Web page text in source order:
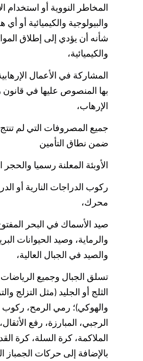
المخاطر النووية أو استخدام
والبيولوجية والكيميائية أو
شأنه أن يؤدي إلى إطلاق
والكيميائية،
المشاركة في الأعمال
الإرهاب،
جميع المصروفات التي لم
ضمن نطاق التأمين
الأوبئة المعلنة رسميا
ركوب الدراجات النارية أو
محرك،
صيد الأسماك في البحر
والرماية، وصيد الحيوانات
والصيد في الجبال العالية،
تسلق الجبال وجميع
الثلج أو الجليد (مثل التزلج
والهوكي)؛ رمي الرمح، ركوب
الرجبي، المبارزة، رفع
الملاكمة، كرة السلة، كرة
بالإضافة إلى حركات الجمباز